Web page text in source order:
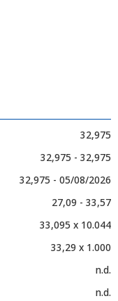
32,975
32,975 - 32,975
32,975 - 05/08/2026
27,09 - 33,57
33,095 x 10.044
33,29 x 1.000
n.d.
n.d.